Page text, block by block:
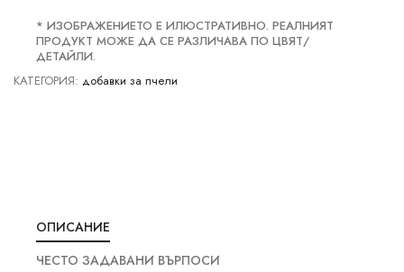
* ИЗОБРАЖЕНИЕТО Е ИЛЮСТРАТИВНО. РЕАЛНИЯТ
ПРОДУКТ МОЖЕ ДА СЕ РАЗЛИЧАВА ПО ЦВЯТ/
ДЕТАЙЛИ.
КАТЕГОРИЯ: добавки за пчели
ОПИСАНИЕ
ЧЕСТО ЗАДАВАНИ ВЪРПОСИ